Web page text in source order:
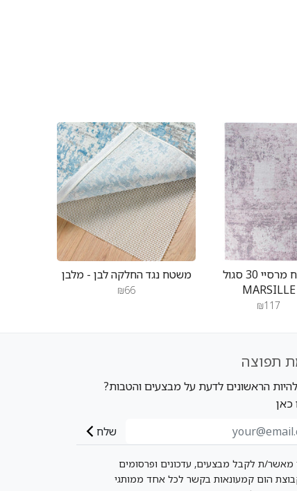
משטח נגד החלקה לבן - מלבן
₪66
שטיח מרסיי 30 סגול
MARSILLE
₪117
תפוצה
הראשונים לדעת על מבצעים והטבות?
כאן
שלח
מאשר/ת לקבל מבצעים, עדכונים ופרסומים
הום קמעונאות בקשר לכל אחד ממותגי